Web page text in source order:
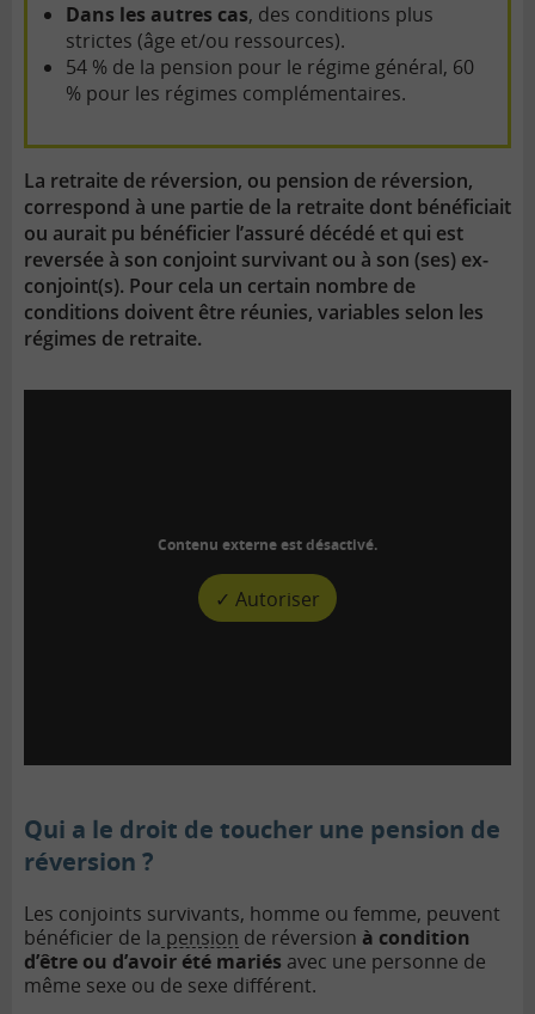
Dans les autres cas, des conditions plus
strictes (âge et/ou ressources).
54 % de la pension pour le régime général, 60
% pour les régimes complémentaires.
La retraite de réversion, ou pension de réversion,
correspond à une partie de la retraite dont bénéficiait
ou aurait pu bénéficier l’assuré décédé et qui est
reversée à son conjoint survivant ou à son (ses) ex-
conjoint(s). Pour cela un certain nombre de
conditions doivent être réunies, variables selon les
régimes de retraite.
Contenu externe est désactivé.
✓ Autoriser
Qui a le droit de toucher une pension de
réversion ?
Les conjoints survivants, homme ou femme, peuvent
bénéficier de la pension de réversion à condition
d’être ou d’avoir été mariés avec une personne de
même sexe ou de sexe différent.